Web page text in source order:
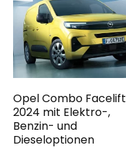
Opel Combo Facelift
2024 mit Elektro-,
Benzin- und
Dieseloptionen